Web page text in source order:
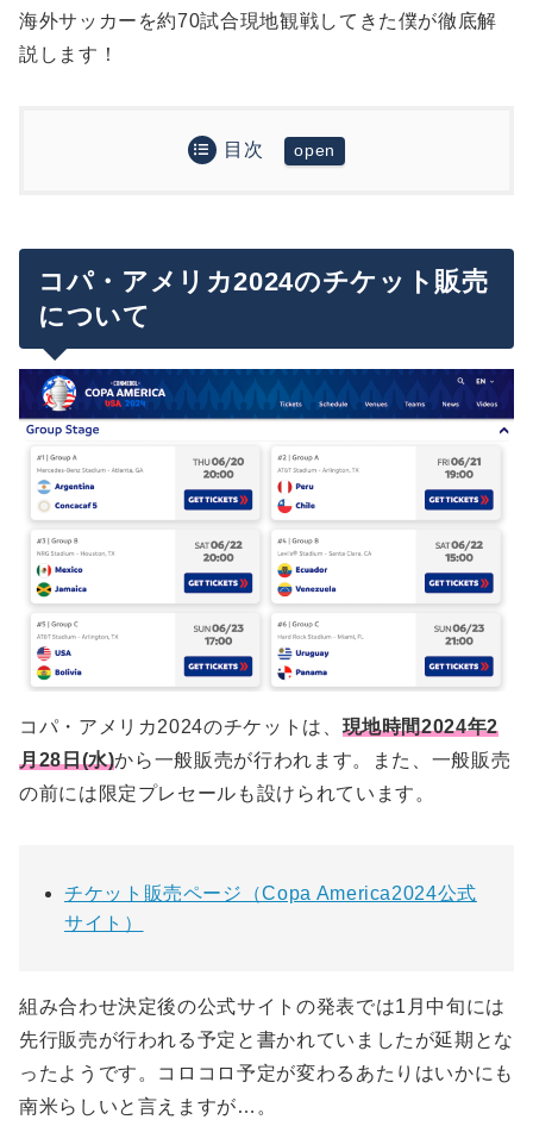
海外サッカーを約70試合現地観戦してきた僕が徹底解
説します！
目次
発売時間と日本との時差について
プレセール（先行販売）に参加するには？
予定枚数が販売後はリセール価格に切り替わる
ので要注意！
開催都市・スタジアム
出場国・組み合わせ
グループB
グループC
試合日程
まとめ
コパ・アメリカ2024のチケット販売
について
コパ・アメリカ2024のチケットは、 現地時間2024年2
月28日(水)から一般販売が行われます。また、一般販売
の前には限定プレセールも設けられています。
チケット販売ページ（Copa America2024公式
サイト）
組み合わせ決定後の公式サイトの発表では1月中旬には
先行販売が行われる予定と書かれていましたが延期とな
ったようです。コロコロ予定が変わるあたりはいかにも
南米らしいと言えますが…。